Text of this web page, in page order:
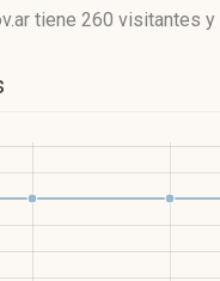
tiene 260 visitantes y